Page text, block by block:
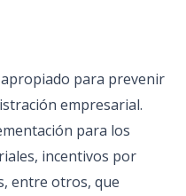
para prevenir
empresarial.
para los
incentivos por
entre otros, que